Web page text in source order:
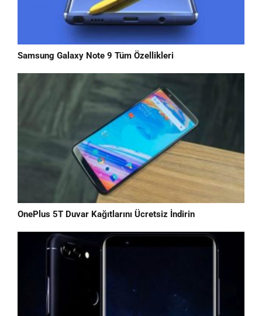
Samsung Galaxy Note 9 Tüm Özellikleri
OnePlus 5T Duvar Kağıtlarını Ücretsiz İndirin